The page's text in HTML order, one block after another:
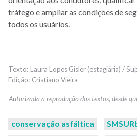
tráfego e ampliar as condições de
todos os usuários.
Laura Lopes Gisler (estagiária) /
Cristiano Vieira
conservação asfáltica